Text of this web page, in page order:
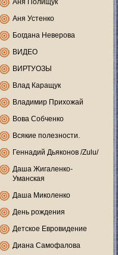
Аня Полищук
Аня Устенко
Богдана Неверова
ВИДЕО
ВИРТУОЗЫ
Влад Каращук
Владимир Прихожай
Вова Собченко
Всякие полезности.
Геннадий Дьяконов /Zulu/
Даша Жигаленко-
Уманская
Даша Миколенко
День рождения
Детское Евровидение
Диана Самофалова